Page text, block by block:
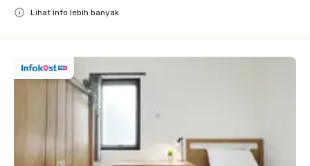
Lihat info lebih banyak